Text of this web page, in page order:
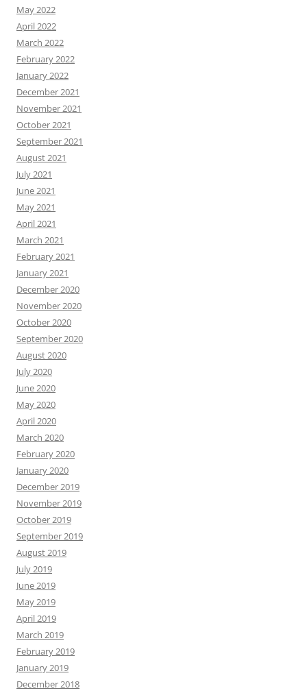
May 2022
April 2022
March 2022
February 2022
January 2022
December 2021
November 2021
October 2021
September 2021
August 2021
July 2021
June 2021
May 2021
April 2021
March 2021
February 2021
January 2021
December 2020
November 2020
October 2020
September 2020
August 2020
July 2020
June 2020
May 2020
April 2020
March 2020
February 2020
January 2020
December 2019
November 2019
October 2019
September 2019
August 2019
July 2019
June 2019
May 2019
April 2019
March 2019
February 2019
January 2019
December 2018